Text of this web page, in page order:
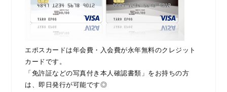
エポスカードは年会費・入会費が永年無料のクレジット
カードです。
「免許証などの写真付き本人確認書類」をお持ちの方
は、即日発行が可能です◎